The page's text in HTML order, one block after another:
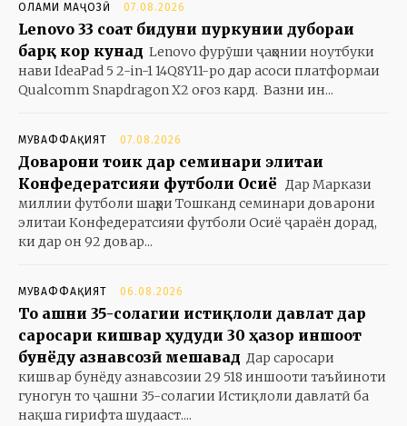
ОЛАМИ МАҶОЗӢ 07.08.2026
Lenovo 33 соат бидуни пуркунии дубораи
барқ кор кунад Lenovo фурӯши ҷаҳонии ноутбуки
нави IdeaPad 5 2-in-1 14Q8Y11-ро дар асоси платформаи
Qualcomm Snapdragon X2 оғоз кард. Вазни ин...
МУВАФФАҚИЯТ 07.08.2026
Доварони тоҷик дар семинари элитаи
Конфедератсияи футболи Осиё Дар Маркази
миллии футболи шаҳри Тошканд семинари доварони
элитаи Конфедератсияи футболи Осиё ҷараён дорад,
ки дар он 92 довар...
МУВАФФАҚИЯТ 06.08.2026
То ҷашни 35-солагии истиқлоли давлат дар
саросари кишвар ҳудуди 30 ҳазор иншоот
бунёду азнавсозӣ мешавад Дар саросари
кишвар бунёду азнавсозии 29 518 иншооти таъйиноти
гуногун то ҷашни 35-солагии Истиқлоли давлатӣ ба
нақша гирифта шудааст....